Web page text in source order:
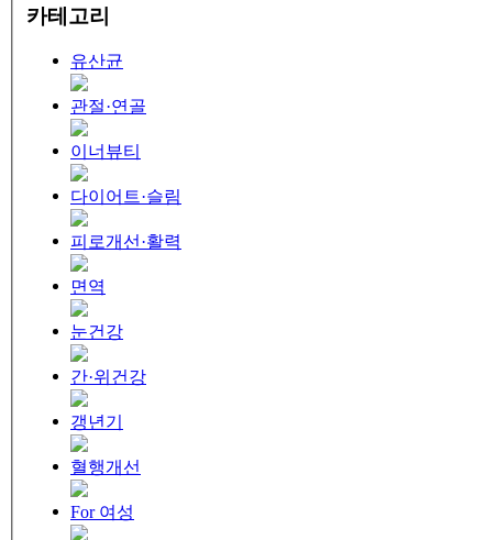
카테고리
유산균
관절·연골
이너뷰티
다이어트·슬림
피로개선·활력
면역
눈건강
간·위건강
갱년기
혈행개선
For 여성